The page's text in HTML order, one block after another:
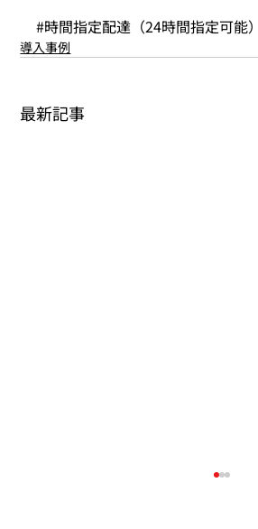
#時間指定配達 （24時間指定可能）
導入事例
最新記事